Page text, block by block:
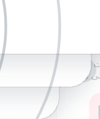
الذين يحتاجون إلى عدة بروكسيات. كما توفر هذه الباقات مرونة في الأسعار والمدة، بدءًا من باقات اليوم التجريبي وصولًا إلى الباقات السنوية.